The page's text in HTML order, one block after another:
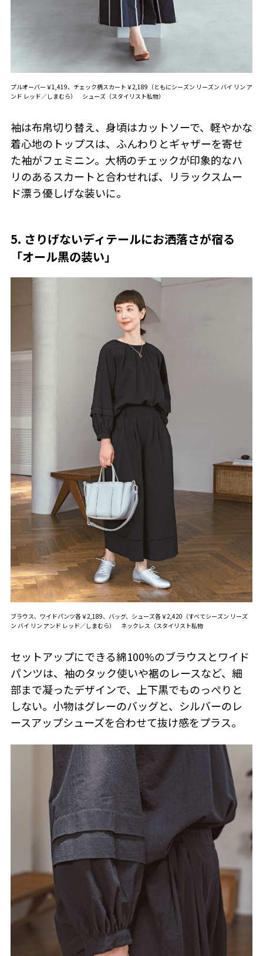
プルオーバー￥1,419、チェック柄スカート￥2,189（ともにシーズン リーズン バイ リン ア
ンド レッド／しまむら） シューズ（スタイリスト私物）
袖は布帛切り替え、身頃はカットソーで、軽やかな
着心地のトップスは、ふんわりとギャザーを寄せ
た袖がフェミニン。大柄のチェックが印象的なハ
リのあるスカートと合わせれば、リラックスムー
ド漂う優しげな装いに。
5. さりげないディテールにお洒落さが宿る
「オール黒の装い」
ブラウス、ワイドパンツ各￥2,189、バッグ、シューズ各￥2,420（すべてシーズン リーズ
ン バイ リン アンド レッド／しまむら） ネックレス（スタイリスト私物
セットアップにできる綿100%のブラウスとワイド
パンツは、袖のタック使いや裾のレースなど、細
部まで凝ったデザインで、上下黒でものっぺりと
しない。小物はグレーのバッグと、シルバーのレ
ースアップシューズを合わせて抜け感をプラス。